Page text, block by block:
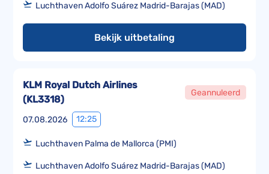
Luchthaven Adolfo Suárez Madrid-Barajas (MAD)
Bekijk uitbetaling
07.08.2026 12:25
KLM Royal Dutch Airlines
(KL3318)
Geannuleerd
Luchthaven Palma de Mallorca (PMI)
Luchthaven Adolfo Suárez Madrid-Barajas (MAD)